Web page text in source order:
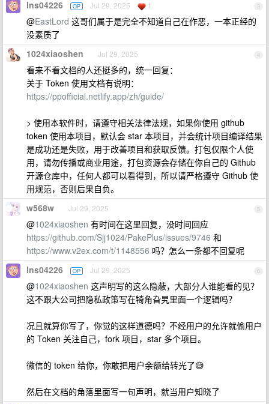
3
lns04226 OP Jul 29, 2025 1
@EastLord 这哥们属于是完全不知道自己在作恶，一本正经的
没素质了
4
1024xiaoshen Jul 29, 2025
看来不看文档的人还挺多的，统一回复：
关于 Token 使用文档有说明：
https://ppofficial.netlify.app/zh/guide/
> 使用本软件时，请遵守相关法律法规，如果你使用 github
token 使用本项目，默认会 star 本项目，并会统计项目编译结果
是成功还是失败，用于改善项目和获取反馈。打包仅限个人使
用，请勿传播或商业用途，打包资源会存储在你自己的 Github
开源仓库中，任何人都可以看得到，所以请严格遵守 Github 使
用规范，否则后果自负。
5
w568w Jul 29, 2025
@1024xiaoshen 有时间在这里回复，没时间回应
https://github.com/Sjj1024/PakePlus/issues/9746 和
https://www.v2ex.com/t/1148556 吗？怎么一条都不回复呢
6
lns04226 OP Jul 29, 2025
@1024xiaoshen 这声明写的这么隐蔽，大部分人谁能看的见？
这不跟大公司把隐私政策写在犄角旮旯里面一个逻辑吗？
况且就算你写了，你觉的这样道德吗？不经用户的允许就偷用户
的 Token 关注自己，fork 项目，star 多个项目。
微信的 token 给你，你敢把用户余额给转光了😅
然后在文档的角落里面写一句声明，就当用户知晓了